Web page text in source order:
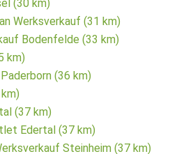
(30 km)
Werksverkauf (31 km)
Bodenfelde (33 km)
km)
(36 km)
(37 km)
Edertal (37 km)
Steinheim (37 km)